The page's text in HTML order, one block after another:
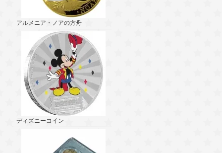
アルメニア・ノアの方舟
ディズニーコイン